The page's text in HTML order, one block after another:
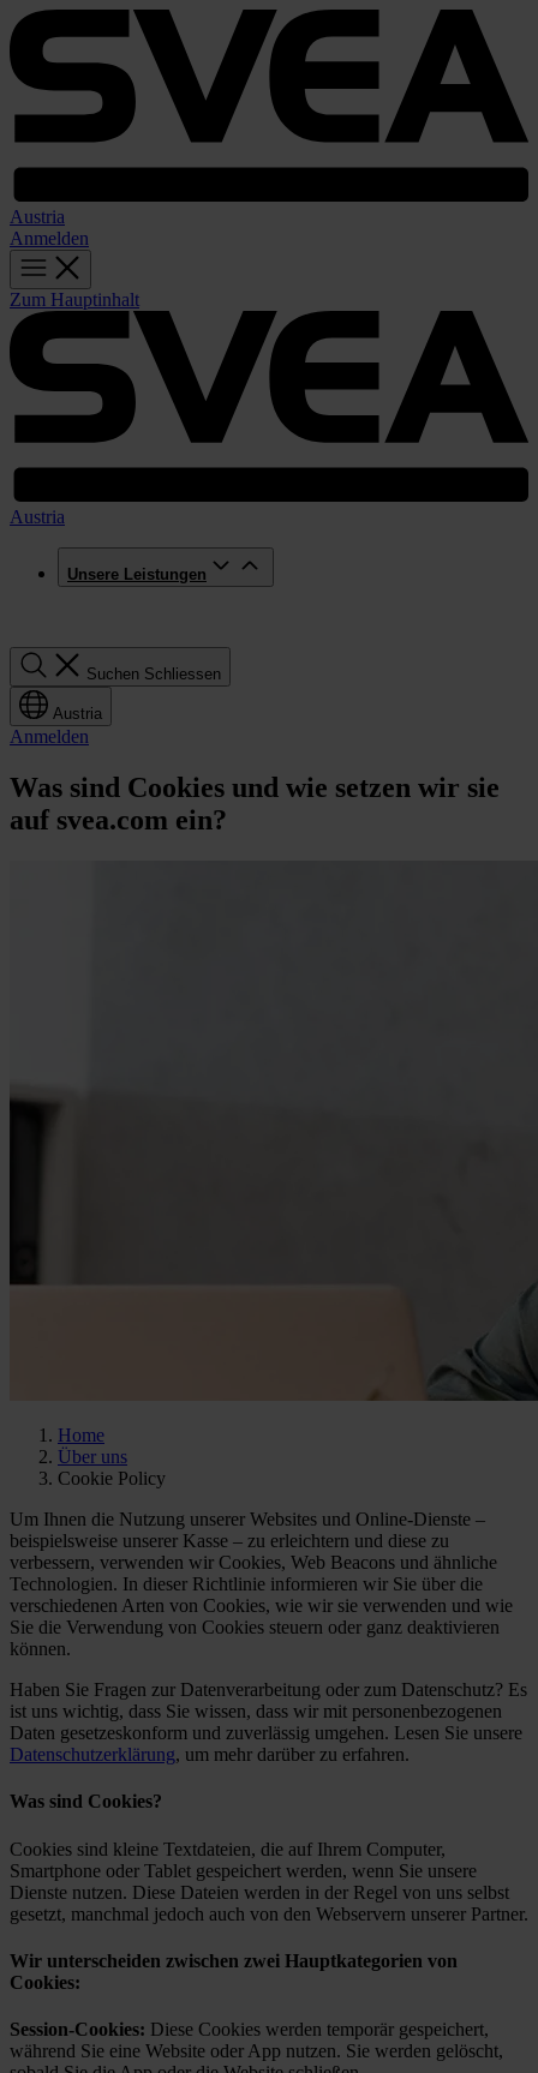
Austria
Anmelden
Zum Hauptinhalt
Austria
Unsere Leistungen
Suchen Schliessen
Austria
Anmelden
Was sind Cookies und wie setzen wir sie
auf svea.com ein?
Home
Über uns
Cookie Policy
Um Ihnen die Nutzung unserer Websites und Online-Dienste –
beispielsweise unserer Kasse – zu erleichtern und diese zu
verbessern, verwenden wir Cookies, Web Beacons und ähnliche
Technologien. In dieser Richtlinie informieren wir Sie über die
verschiedenen Arten von Cookies, wie wir sie verwenden und wie
Sie die Verwendung von Cookies steuern oder ganz deaktivieren
können.
Haben Sie Fragen zur Datenverarbeitung oder zum Datenschutz? Es
ist uns wichtig, dass Sie wissen, dass wir mit personenbezogenen
Daten gesetzeskonform und zuverlässig umgehen. Lesen Sie unsere
Datenschutzerklärung, um mehr darüber zu erfahren.
Was sind Cookies?
Cookies sind kleine Textdateien, die auf Ihrem Computer,
Smartphone oder Tablet gespeichert werden, wenn Sie unsere
Dienste nutzen. Diese Dateien werden in der Regel von uns selbst
gesetzt, manchmal jedoch auch von den Webservern unserer Partner.
Wir unterscheiden zwischen zwei Hauptkategorien von
Cookies:
Session-Cookies: Diese Cookies werden temporär gespeichert,
während Sie eine Website oder App nutzen. Sie werden gelöscht,